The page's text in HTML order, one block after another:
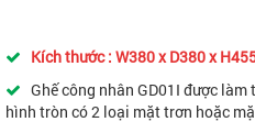
Kích thước : W380 x D380 x
Ghế công nhân GD01I được
hình tròn có 2 loại mặt trơn hoặc